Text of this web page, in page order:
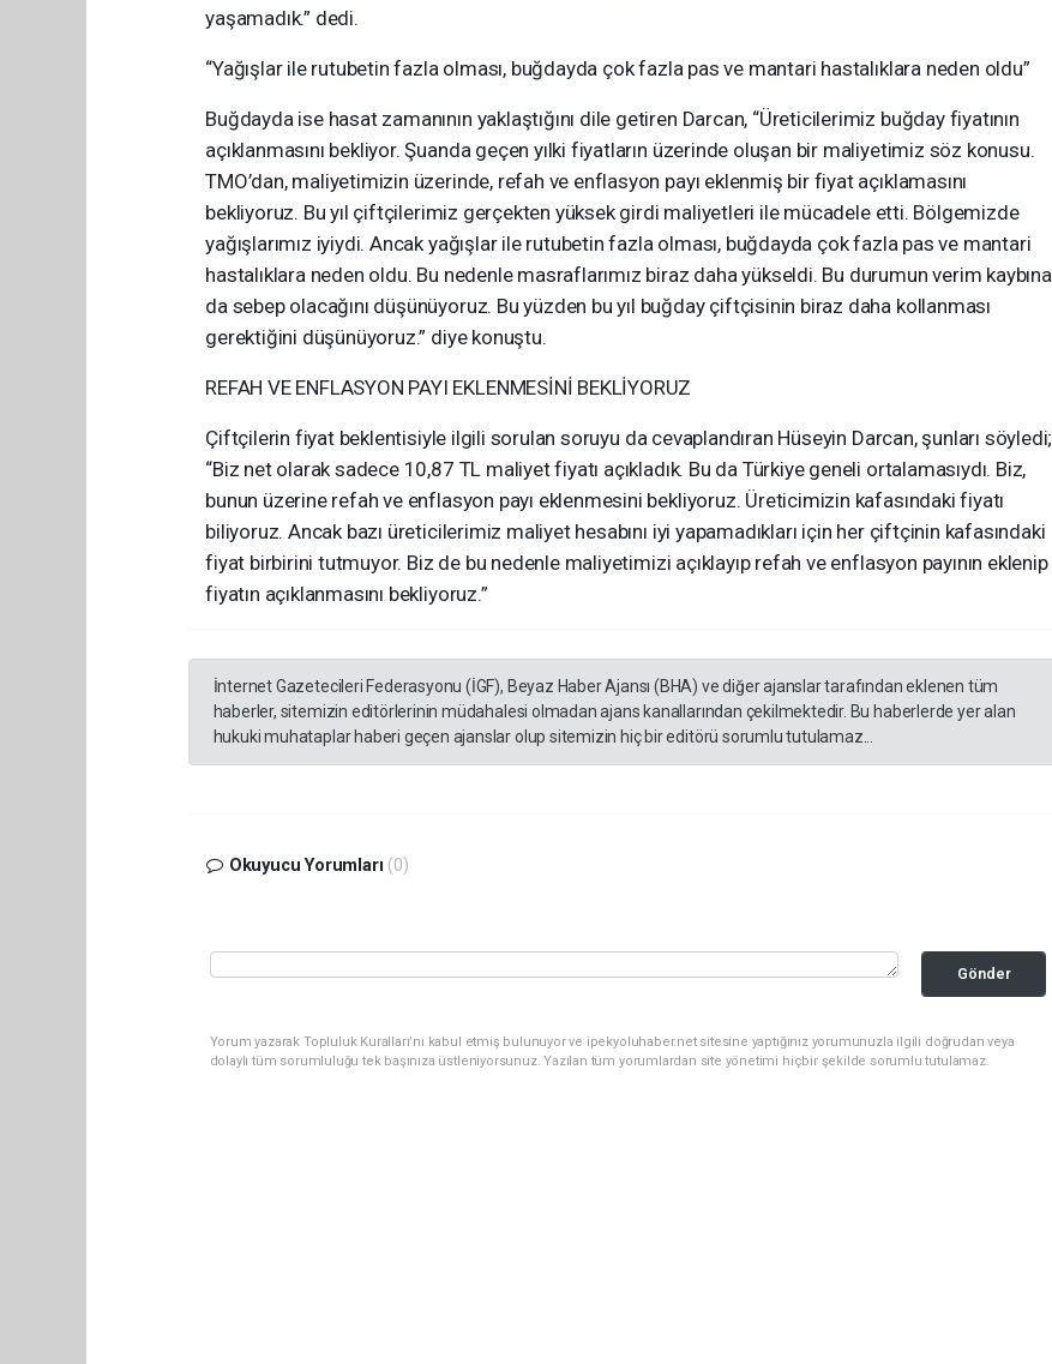
yaşamadık.” dedi.
“Yağışlar ile rutubetin fazla olması, buğdayda çok fazla pas ve mantari hastalıklara neden oldu”
Buğdayda ise hasat zamanının yaklaştığını dile getiren Darcan, “Üreticilerimiz buğday fiyatının
açıklanmasını bekliyor. Şuanda geçen yılki fiyatların üzerinde oluşan bir maliyetimiz söz konusu.
TMO’dan, maliyetimizin üzerinde, refah ve enflasyon payı eklenmiş bir fiyat açıklamasını
bekliyoruz. Bu yıl çiftçilerimiz gerçekten yüksek girdi maliyetleri ile mücadele etti. Bölgemizde
yağışlarımız iyiydi. Ancak yağışlar ile rutubetin fazla olması, buğdayda çok fazla pas ve mantari
hastalıklara neden oldu. Bu nedenle masraflarımız biraz daha yükseldi. Bu durumun verim kaybına
da sebep olacağını düşünüyoruz. Bu yüzden bu yıl buğday çiftçisinin biraz daha kollanması
gerektiğini düşünüyoruz.” diye konuştu.
REFAH VE ENFLASYON PAYI EKLENMESİNİ BEKLİYORUZ
Çiftçilerin fiyat beklentisiyle ilgili sorulan soruyu da cevaplandıran Hüseyin Darcan, şunları söyledi;
“Biz net olarak sadece 10,87 TL maliyet fiyatı açıkladık. Bu da Türkiye geneli ortalamasıydı. Biz,
bunun üzerine refah ve enflasyon payı eklenmesini bekliyoruz. Üreticimizin kafasındaki fiyatı
biliyoruz. Ancak bazı üreticilerimiz maliyet hesabını iyi yapamadıkları için her çiftçinin kafasındaki
fiyat birbirini tutmuyor. Biz de bu nedenle maliyetimizi açıklayıp refah ve enflasyon payının eklenip
fiyatın açıklanmasını bekliyoruz.”
İnternet Gazetecileri Federasyonu (İGF), Beyaz Haber Ajansı (BHA) ve diğer ajanslar tarafından eklenen tüm
haberler, sitemizin editörlerinin müdahalesi olmadan ajans kanallarından çekilmektedir. Bu haberlerde yer alan
hukuki muhataplar haberi geçen ajanslar olup sitemizin hiç bir editörü sorumlu tutulamaz...
Okuyucu Yorumları (0)
Gönder
Yorum yazarak Topluluk Kuralları’nı kabul etmiş bulunuyor ve ipekyoluhaber.net sitesine yaptığınız yorumunuzla ilgili doğrudan veya
dolaylı tüm sorumluluğu tek başınıza üstleniyorsunuz. Yazılan tüm yorumlardan site yönetimi hiçbir şekilde sorumlu tutulamaz.